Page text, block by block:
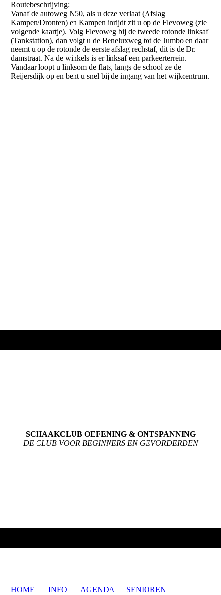
Routebeschrijving:
Vanaf de autoweg N50, als u deze verlaat (Afslag
Kampen/Dronten) en Kampen inrijdt zit u op de Flevoweg (zie
volgende kaartje). Volg Flevoweg bij de tweede rotonde linksaf
(Tankstation), dan volgt u de Beneluxweg tot de Jumbo en daar
neemt u op de rotonde de eerste afslag rechstaf, dit is de Dr.
damstraat. Na de winkels is er linksaf een parkeerterrein.
Vandaar loopt u linksom de flats, langs de school ze de
Reijersdijk op en bent u snel bij de ingang van het wijkcentrum.
SCHAAKCLUB OEFENING & ONTSPANNING
DE CLUB VOOR BEGINNERS EN GEVORDERDEN
HOME INFO AGENDA
SENIOREN